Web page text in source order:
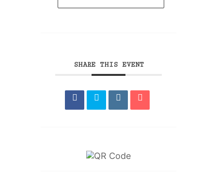
SHARE THIS EVENT